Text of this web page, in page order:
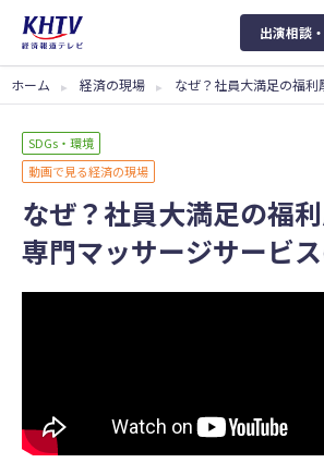
出演相談
ホーム 経済の現場 なぜ？社員大満足の福
SDGs・環境
動画で見る経済の現場
なぜ？社員大満足の福
専門マッサージサービ